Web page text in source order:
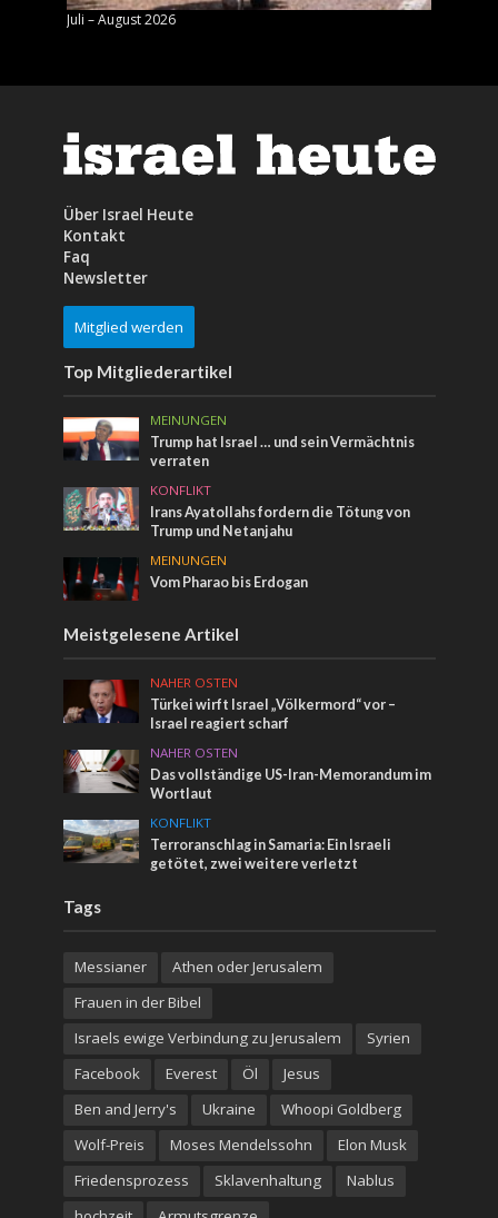
Juli – August 2026
Über Israel Heute
Kontakt
Faq
Newsletter
Mitglied werden
Top Mitgliederartikel
MEINUNGEN
Trump hat Israel … und sein Vermächtnis
verraten
KONFLIKT
Irans Ayatollahs fordern die Tötung von
Trump und Netanjahu
MEINUNGEN
Vom Pharao bis Erdogan
Meistgelesene Artikel
NAHER OSTEN
Türkei wirft Israel „Völkermord“ vor –
Israel reagiert scharf
NAHER OSTEN
Das vollständige US-Iran-Memorandum im
Wortlaut
KONFLIKT
Terroranschlag in Samaria: Ein Israeli
getötet, zwei weitere verletzt
Tags
Messianer
Athen oder Jerusalem
Frauen in der Bibel
Israels ewige Verbindung zu Jerusalem
Syrien
Facebook
Everest Öl
Jesus
Ben and Jerry's
Ukraine
Whoopi Goldberg
Wolf-Preis
Moses Mendelssohn
Elon Musk
Friedensprozess
Sklavenhaltung
Nablus